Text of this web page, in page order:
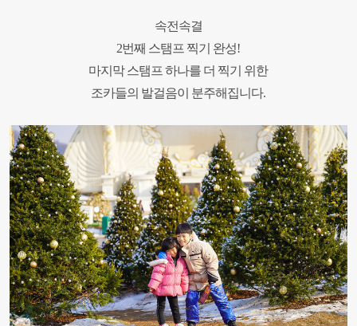
속전속결
2번째 스탬프 찍기 완성!
마지막 스탬프 하나를 더 찍기 위한
조카들의 발걸음이 분주해집니다.